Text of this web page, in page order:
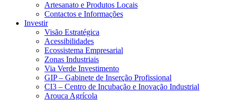
Artesanato e Produtos Locais
Contactos e Informações
Investir
Visão Estratégica
Acessibilidades
Ecossistema Empresarial
Zonas Industriais
Via Verde Investimento
GIP – Gabinete de Inserção Profissional
CI3 – Centro de Incubação e Inovação Industrial
Arouca Agrícola